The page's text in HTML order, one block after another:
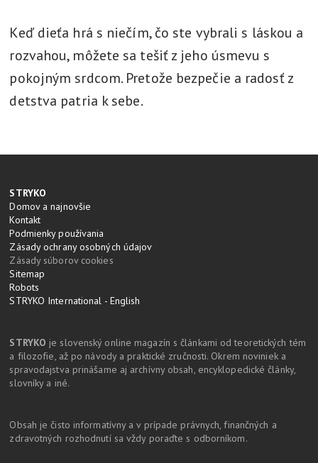
Keď dieťa hrá s niečím, čo ste vybrali s láskou a
rozvahou, môžete sa tešiť z jeho úsmevu s
pokojným srdcom. Pretože bezpečie a radosť z
detstva patria k sebe.
STRYKO
Domov a najnovšie
Kontakt
Podmienky používania
Zásady ochrany osobných údajov
Zásady súborov cookies
Sitemap
Robots
STRYKO International - English
STRYKO je slovenský online magazín s článkami od teoretických tém
a filozofie, až po návody a praktické zručnosti. Okrem noviniek a
spravodajstva prinášame aj archívny obsah, encyklopedické články,
slovníky a iné.
Obsah je čisto informatívny a v prípade právnych, finančných a
zdravotných rozhodnutí sa vždy poraďte s odborníkom.